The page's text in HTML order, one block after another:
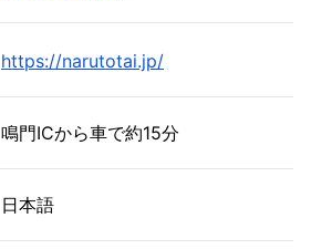
https://narutotai.jp/
鳴門ICから車で約15分
日本語